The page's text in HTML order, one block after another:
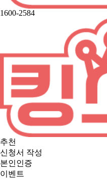
1600-2584
추천
신청서 작성
본인인증
이벤트